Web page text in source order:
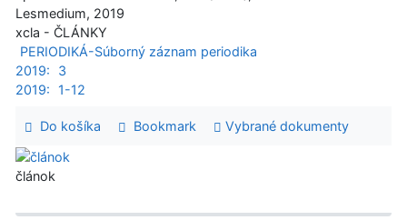
Lesmedium, 2019
xcla - ČLÁNKY
PERIODIKÁ-Súborný záznam periodika
2019:
3
2019:
1-12
Do košíka Bookmark Vybrané dokumenty
článok